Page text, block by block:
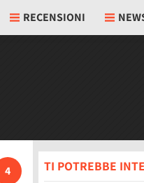
RECENSIONI
4 TI POTREBBE